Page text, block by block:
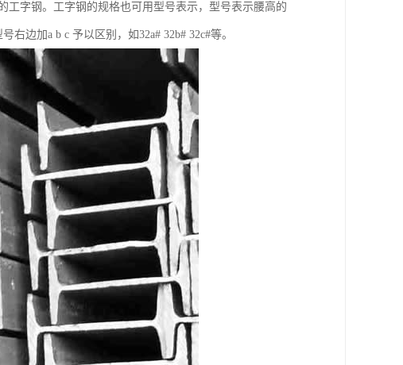
工字钢。工字钢的规格也可用型号表示，型号表示腰高的
边加a b c 予以区别，如32a# 32b# 32c#等。